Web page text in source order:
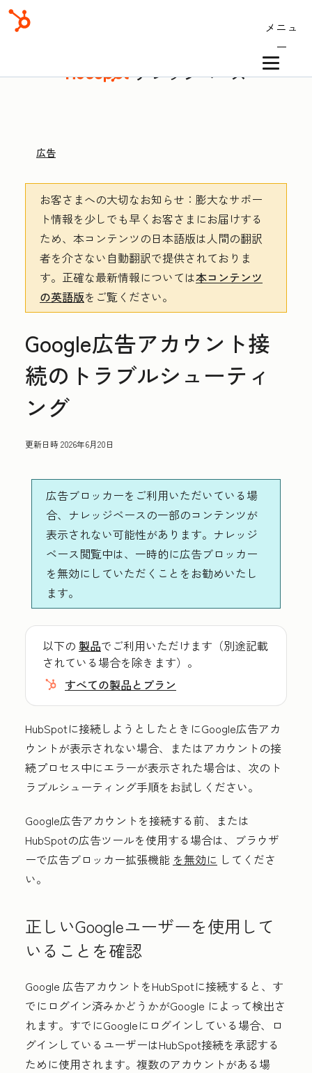
メニュ
ー
ナレッジベース
広告
お客さまへの大切なお知らせ ：膨大なサポー
ト情報を少しでも早くお客さまにお届けする
ため、本コンテンツの日本語版は人間の翻訳
者を介さない自動翻訳で提供されておりま
す。 正確な最新情報については本コンテンツ
の英語版をご覧ください。
Google広告アカウント接
続のトラブルシューティ
ング
更新日時2026年6月20日
広告ブロッカーをご利用いただいている場
合、ナレッジベースの一部のコンテンツが
表示されない可能性があります。ナレッジ
ベース閲覧中は、一時的に広告ブロッカー
を無効にしていただくことをお勧めいたし
ます。
以下の 製品でご利用いただけます（別途記載
されている場合を除きます）。
すべての製品とプラン
HubSpotに接続しようとしたときにGoogle広告アカ
ウントが表示されない場合、またはアカウントの接
続プロセス中にエラーが表示された場合は、次のト
ラブルシューティング手順をお試しください。
Google広告アカウントを接続する前、または
HubSpotの広告ツールを使用する場合は、ブラウザ
ーで広告ブロッカー拡張機能 を無効に してくださ
い。
正しいGoogleユーザーを使用して
いることを確認
Google 広告アカウントをHubSpotに接続すると、す
でにログイン済みかどうかがGoogle によって検出さ
れます。すでにGoogleにログインしている場合、ロ
グインしているユーザーはHubSpot接続を承認する
ために使用されます。複数のアカウントがある場